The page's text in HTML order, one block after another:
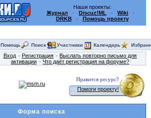
Наши проекты:
Журнал · Discuz!ML · Wiki ·
DRKB· Помощь проекту
Помощь Поиск Участники Календарь
Вход Регистрация
Выслать повторно письмо для
активации
Что даёт регистрация на форуме?
Нравится ресурс?
Помоги проекту!
Форма поиска